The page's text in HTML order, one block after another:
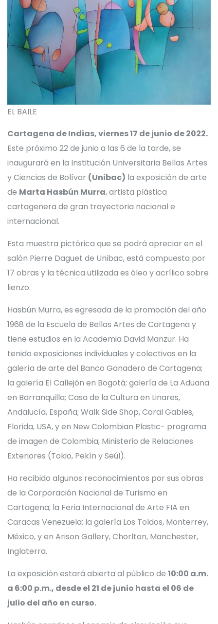
EL BAILE
Cartagena de Indias, viernes 17 de junio de 2022.
Este próximo 22 de junio a las 6 de la tarde, se
inaugurará en la Institución Universitaria Bellas Artes
y Ciencias de Bolívar (Unibac) la exposición de arte
de Marta Hasbún Murra, artista plástica
cartagenera de gran trayectoria nacional e
internacional.
Esta muestra pictórica que se podrá apreciar en el
salón Pierre Daguet de Unibac, está compuesta por
17 obras y la técnica utilizada es óleo y acrílico sobre
lienzo.
Hasbún Murra, es egresada de la promoción del año
1968 de la Escuela de Bellas Artes de Cartagena y
tiene estudios en la Academia David Manzur. Ha
tenido exposiciones individuales y colectivas en la
galería de arte del Banco Ganadero de Cartagena;
la galería El Callejón en Bogotá; galería de La Aduana
en Barranquilla; Casa de la Cultura en Linares,
Andalucía, España; Walk Side Shop, Coral Gables,
Florida, USA, y en New Colombian Plastic- programa
de imagen de Colombia, Ministerio de Relaciones
Exteriores (Tokio, Pekín y Seúl).
Ha recibido algunos reconocimientos por sus obras
de la Corporación Nacional de Turismo en
Cartagena; la Feria Internacional de Arte FIA en
Caracas Venezuela; la galería Los Toldos, Monterrey,
México, y en Arison Gallery, Chorlton, Manchester,
Inglaterra.
La exposición estará abierta al público de 10:00 a.m.
a 6:00 p.m., desde el 21 de junio hasta el 06 de
julio del año en curso.